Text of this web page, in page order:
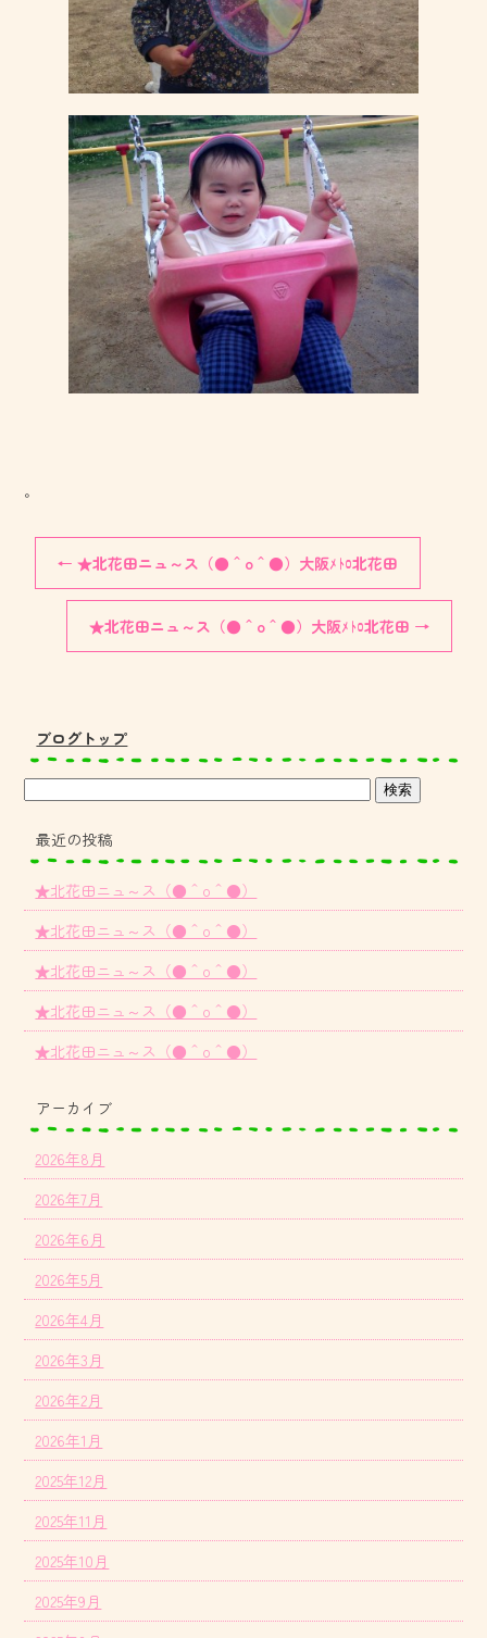
。
← ★北花田ニュ～ス（●＾o＾●）大阪ﾒﾄﾛ北花田
★北花田ニュ～ス（●＾o＾●）大阪ﾒﾄﾛ北花田 →
ブログトップ
最近の投稿
★北花田ニュ～ス（●＾o＾●）
★北花田ニュ～ス（●＾o＾●）
★北花田ニュ～ス（●＾o＾●）
★北花田ニュ～ス（●＾o＾●）
★北花田ニュ～ス（●＾o＾●）
アーカイブ
2026年8月
2026年7月
2026年6月
2026年5月
2026年4月
2026年3月
2026年2月
2026年1月
2025年12月
2025年11月
2025年10月
2025年9月